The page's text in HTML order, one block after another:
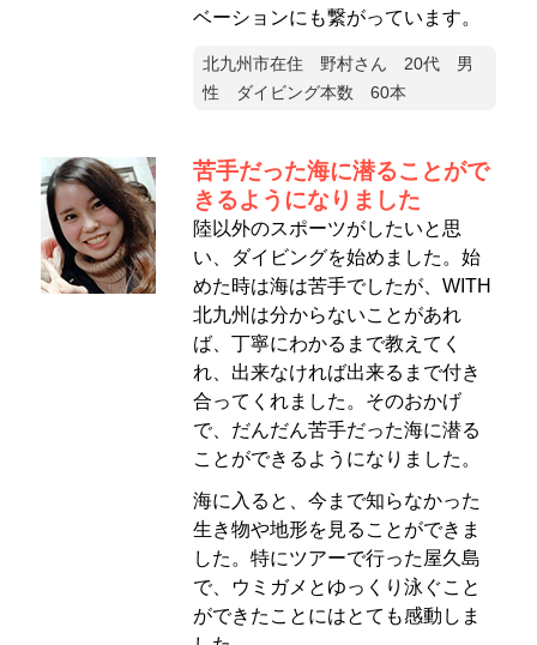
ベーションにも繋がっています。
北九州市在住 野村さん 20代 男
性 ダイビング本数 60本
苦手だった海に潜ることがで
きるようになりました
陸以外のスポーツがしたいと思
い、ダイビングを始めました。始
めた時は海は苦手でしたが、WITH
北九州は分からないことがあれ
ば、丁寧にわかるまで教えてく
れ、出来なければ出来るまで付き
合ってくれました。そのおかげ
で、だんだん苦手だった海に潜る
ことができるようになりました。
海に入ると、今まで知らなかった
生き物や地形を見ることができま
した。特にツアーで行った屋久島
で、ウミガメとゆっくり泳ぐこと
ができたことにはとても感動しま